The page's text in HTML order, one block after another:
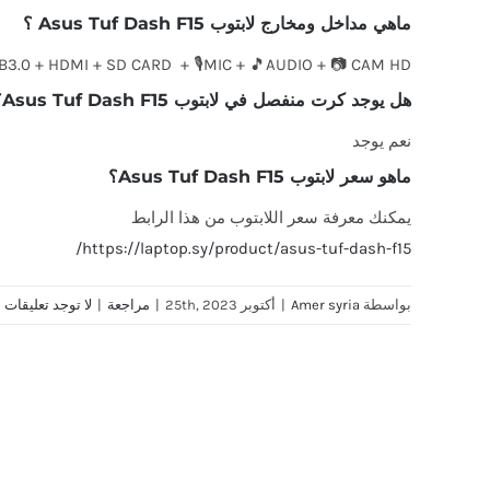
ماهي مداخل ومخارج لابتوب Asus Tuf Dash F15 ؟
+ HDMI + SD CARD + 🎙️MIC + 🎵AUDIO + 📷 CAM HD
هل يوجد كرت منفصل في لابتوب Asus Tuf Dash F15؟
نعم يوجد
ماهو سعر لابتوب Asus Tuf Dash F15؟
يمكنك معرفة سعر اللابتوب من هذا الرابط
https://laptop.sy/product/asus-tuf-dash-f15/
بواسطة Amer syria
| أكتوبر 25th, 2023 | مراجعة | لا توجد تعليقات